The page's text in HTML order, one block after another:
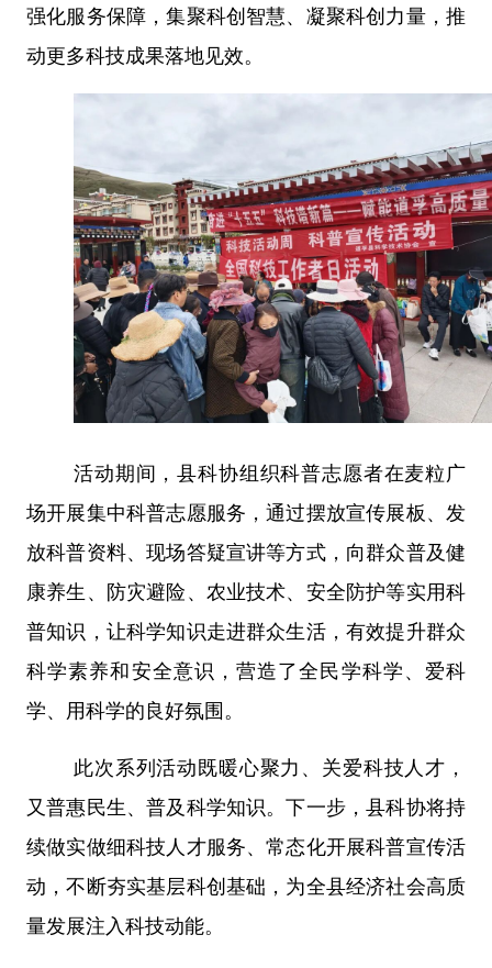
强化服务保障，集聚科创智慧、凝聚科创力量，推
动更多科技成果落地见效。
活动期间，县科协组织科普志愿者在麦粒广
场开展集中科普志愿服务，通过摆放宣传展板、发
放科普资料、现场答疑宣讲等方式，向群众普及健
康养生、防灾避险、农业技术、安全防护等实用科
普知识，让科学知识走进群众生活，有效提升群众
科学素养和安全意识，营造了全民学科学、爱科
学、用科学的良好氛围。
此次系列活动既暖心聚力、关爱科技人才，
又普惠民生、普及科学知识。下一步，县科协将持
续做实做细科技人才服务、常态化开展科普宣传活
动，不断夯实基层科创基础，为全县经济社会高质
量发展注入科技动能。